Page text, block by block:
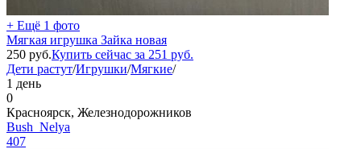
+ Ещё 1 фото
Мягкая игрушка Зайка новая
250 руб.Купить сейчас за 251 руб.
Дети растут/Игрушки/Мягкие/
1 день
0
Красноярск, Железнодорожников
Bush_Nelya
407